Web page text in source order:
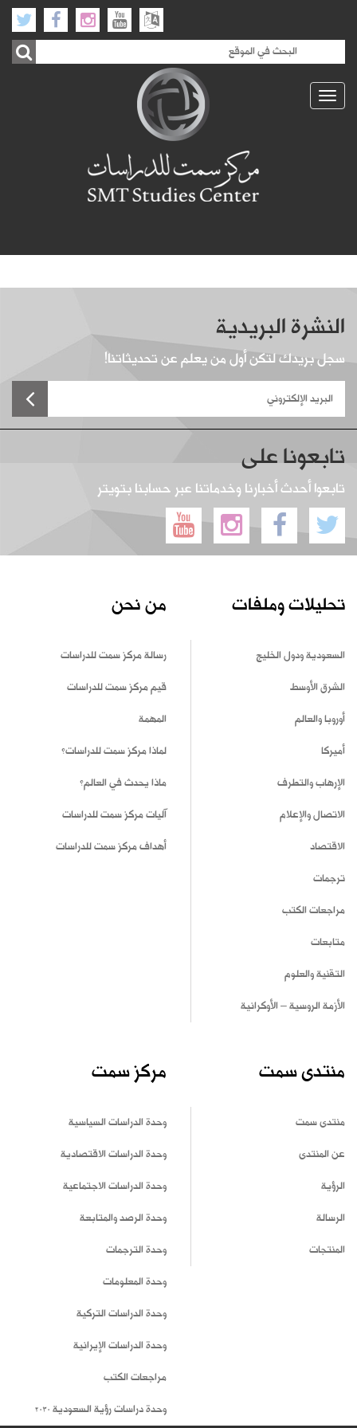
Toggle
navigation
النشرة البريدية
سجل بريدك لتكن أول من يعلم عن تحديثاتنا!
تابعونا على
تابعوا أحدث أخبارنا وخدماتنا عبر حسابنا بتويتر
تحليلات وملفات
السعودية ودول الخليج
الشرق الأوسط
أوروبا والعالم
أميركا
الإرهاب والتطرف
الاتصال والإعلام
الاقتصاد
ترجمات
مراجعات الكتب
متابعات
التقنية والعلوم
الأزمة الروسية – الأوكرانية
من نحن
رسالة مركز سمت للدراسات
قيم مركز سمت للدراسات
المهمة
لماذا مركز سمت للدراسات؟
ماذا يحدث في العالم؟
آليات مركز سمت للدراسات
أهداف مركز سمت للدراسات
منتدى سمت
منتدى سمت
عن المنتدى
الرؤية
الرسالة
المنتجات
مركز سمت
وحدة الدراسات السياسية
وحدة الدراسات الاقتصادية
وحدة الدراسات الاجتماعية
وحدة الرصد والمتابعة
وحدة الترجمات
وحدة المعلومات
وحدة الدراسات التركية
وحدة الدراسات الإيرانية
مراجعات الكتب
وحدة دراسات رؤية السعودية 2030